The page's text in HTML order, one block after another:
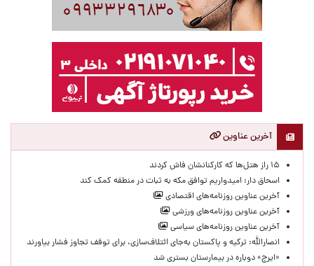
آخرین عناوین
۱۵ راز هتل‌ها که کارکنانشان فاش کردند
اسحاق دار: امیدواریم توافق مکه به ثبات در منطقه کمک کند
آخرین عناوین روزنامه‌های اقتصادی
آخرین عناوین روزنامه‌های ورزشی
آخرین عناوین روزنامه‌های سیاسی
انصارالله: ترکیه و پاکستان به‌جای ائتلاف‌سازی، برای توقف تجاوز فشار بیاورند
«ایرج» دوباره در بیمارستان بستری شد